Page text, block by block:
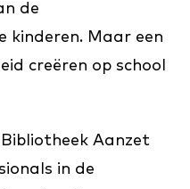
de
kinderen. Maar een
creëren op school
Aanzet
in de